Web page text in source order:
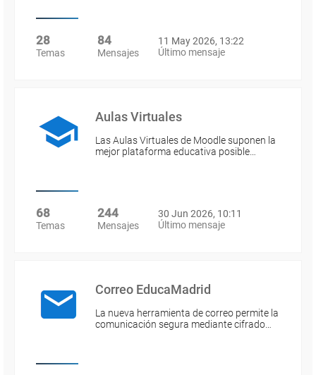
28
Temas
84
Mensajes
11 May 2026, 13:22
Último mensaje
Aulas Virtuales
Las Aulas Virtuales de Moodle suponen la
mejor plataforma educativa posible…
68
Temas
244
Mensajes
30 Jun 2026, 10:11
Último mensaje
Correo EducaMadrid
La nueva herramienta de correo permite la
comunicación segura mediante cifrado…